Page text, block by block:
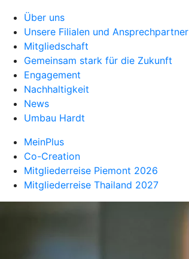
Über uns
Unsere Filialen und Ansprechpartner
Mitgliedschaft
Gemeinsam stark für die Zukunft
Engagement
Nachhaltigkeit
News
Umbau Hardt
MeinPlus
Co-Creation
Mitgliederreise Piemont 2026
Mitgliederreise Thailand 2027